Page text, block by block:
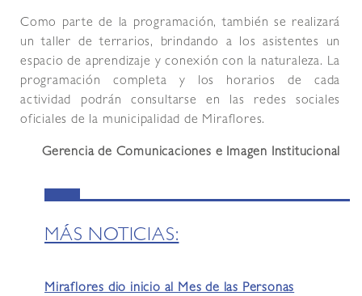
Como parte de la programación, también se realizará
un taller de terrarios, brindando a los asistentes un
espacio de aprendizaje y conexión con la naturaleza. La
programación completa y los horarios de cada
actividad podrán consultarse en las redes sociales
oficiales de la municipalidad de Miraflores.
Gerencia de Comunicaciones e Imagen Institucional
MÁS NOTICIAS:
Miraflores dio inicio al Mes de las Personas